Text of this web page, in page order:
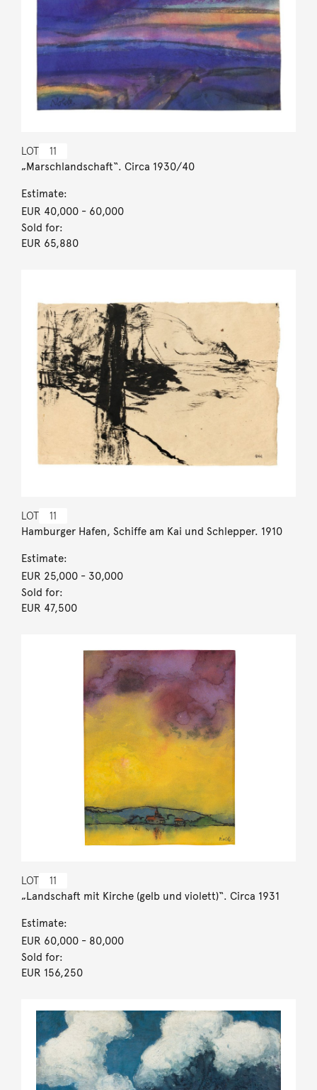
LOT 11
„Marschlandschaft“. Circa 1930/40
Estimate:
EUR 40,000- 60,000
Sold for:
EUR 65,880
LOT 11
Hamburger Hafen, Schiffe am Kai und Schlepper. 1910
Estimate:
EUR 25,000- 30,000
Sold for:
EUR 47,500
LOT 11
„Landschaft mit Kirche (gelb und violett)“. Circa 1931
Estimate:
EUR 60,000- 80,000
Sold for:
EUR 156,250